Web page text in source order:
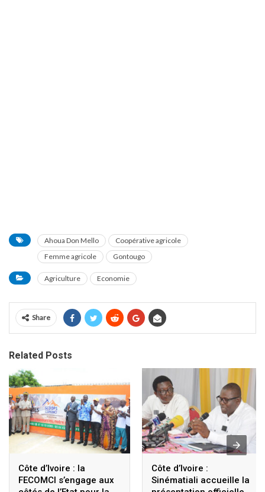
Ahoua Don Mello
Coopérative agricole
Femme agricole
Gontougo
Agriculture Economie
Share
Related Posts
Côte d’Ivoire : la
FECOMCI s’engage aux
Côte d’Ivoire :
Sinématiali accueille la